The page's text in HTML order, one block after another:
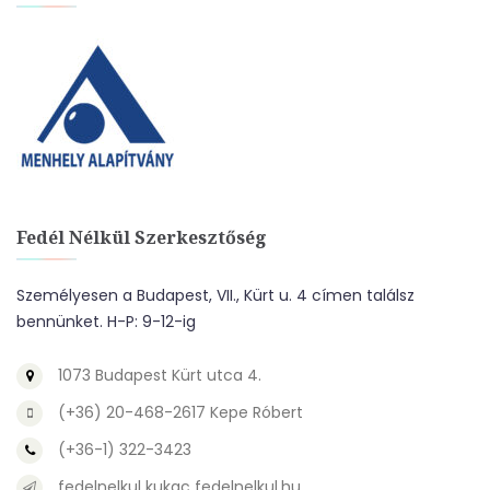
Fedél Nélkül Szerkesztőség
Személyesen a Budapest, VII., Kürt u. 4 címen találsz
bennünket. H-P: 9-12-ig
1073 Budapest Kürt utca 4.
(+36) 20-468-2617 Kepe Róbert
(+36-1) 322-3423